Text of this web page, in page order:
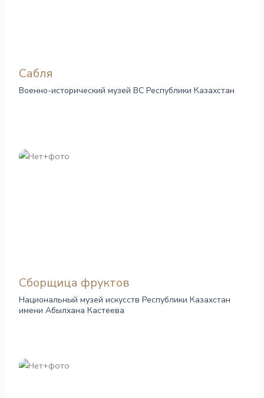
Сабля
Военно-исторический музей ВС Республики Казахстан
Сборщица фруктов
Национальный музей искусств Республики Казахстан
имени Абылхана Кастеева